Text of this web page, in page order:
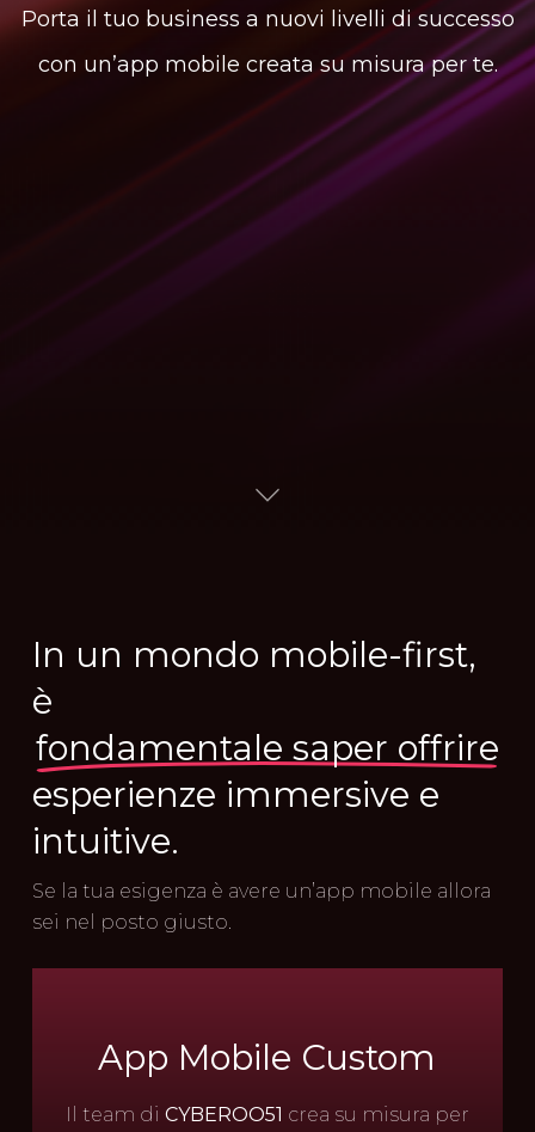
Porta il tuo business a nuovi livelli di successo
con un’app mobile creata su misura per te.
In un mondo mobile-first,
è
fondamentale saper offrire
esperienze immersive e
intuitive.
Se la tua esigenza è avere un’app mobile allora
sei nel posto giusto.
App Mobile Custom
Il team di CYBEROO51 crea su misura per